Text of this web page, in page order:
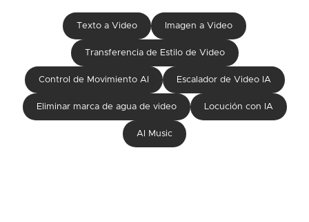
Texto a Video Imagen a Video
Transferencia de Estilo de Video
Control de Movimiento AI Escalador de Video IA
Eliminar marca de agua de video Locución con IA
AI Music